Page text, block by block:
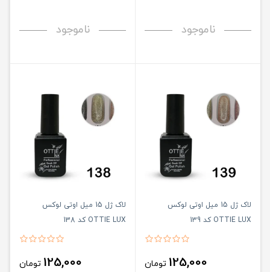
ناموجود ناموجود
لاک ژل 15 میل اوتی لوکس
OTTIE LUX کد 139
125,000 تومان
لاک ژل 15 میل اوتی لوکس
OTTIE LUX کد 138
125,000 تومان